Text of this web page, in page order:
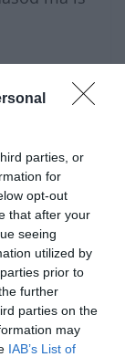
parties, or
for
opt-out
that after your
seeing
utilized by
prior to
further
parties on the
may
IAB’s List of
az
! Odabent
tagoknak.
a
pihennél
virtuális